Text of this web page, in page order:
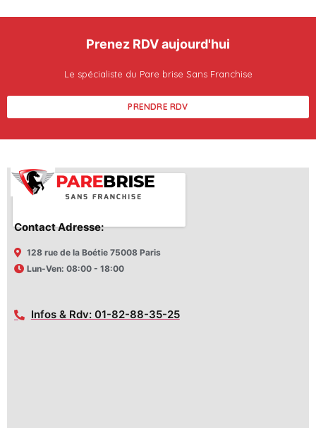
Prenez RDV aujourd'hui
Le spécialiste du Pare brise Sans Franchise
PRENDRE RDV
Contact Adresse:
128 rue de la Boétie 75008 Paris
Lun-Ven: 08:00 - 18:00
Infos & Rdv: 01-82-88-35-25